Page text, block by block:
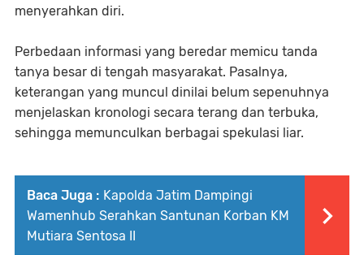
menyerahkan diri.
Perbedaan informasi yang beredar memicu tanda
tanya besar di tengah masyarakat. Pasalnya,
keterangan yang muncul dinilai belum sepenuhnya
menjelaskan kronologi secara terang dan terbuka,
sehingga memunculkan berbagai spekulasi liar.
Baca Juga : Kapolda Jatim Dampingi
Wamenhub Serahkan Santunan Korban KM
Mutiara Sentosa II